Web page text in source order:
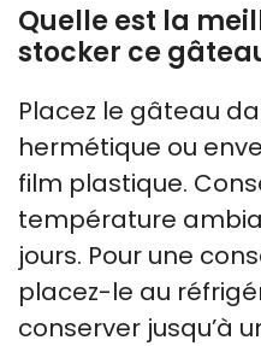
Quelle est la
stocker ce
Placez le gâteau
hermétique ou
film plastique.
température
jours. Pour une
placez-le au
conserver jusqu’à